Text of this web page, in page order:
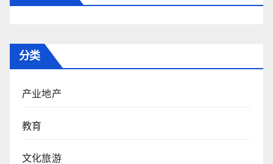
分类
产业地产
教育
文化旅游